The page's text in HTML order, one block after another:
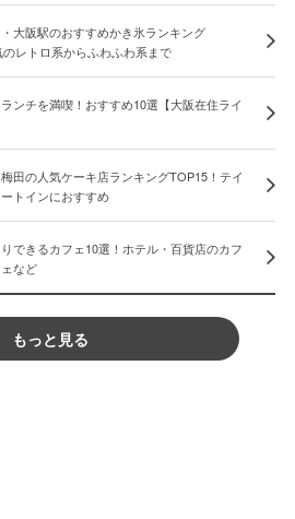
・大阪駅のおすすめかき氷ランキング
レトロ系からふわふわ系まで
ンチを満喫！おすすめ10選【大阪在住ライ
田の人気ケーキ店ランキングTOP15！テイ
トインにおすすめ
できるカフェ10選！ホテル・百貨店のカフ
など
もっと見る